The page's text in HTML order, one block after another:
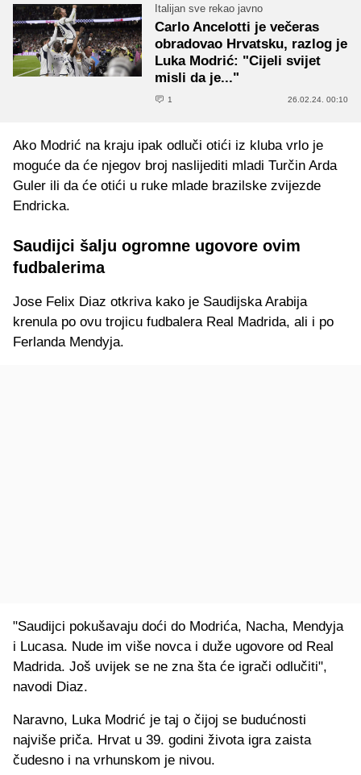
Italijan sve rekao javno
Carlo Ancelotti je večeras
obradovao Hrvatsku, razlog je
Luka Modrić: "Cijeli svijet
misli da je..."
1 26.02.24. 00:10
Ako Modrić na kraju ipak odluči otići iz kluba vrlo je
moguće da će njegov broj naslijediti mladi Turčin Arda
Guler ili da će otići u ruke mlade brazilske zvijezde
Endricka.
Saudijci šalju ogromne ugovore ovim
fudbalerima
Jose Felix Diaz otkriva kako je Saudijska Arabija
krenula po ovu trojicu fudbalera Real Madrida, ali i po
Ferlanda Mendyja.
"Saudijci pokušavaju doći do Modrića, Nacha, Mendyja
i Lucasa. Nude im više novca i duže ugovore od Real
Madrida. Još uvijek se ne zna šta će igrači odlučiti",
navodi Diaz.
Naravno, Luka Modrić je taj o čijoj se budućnosti
najviše priča. Hrvat u 39. godini života igra zaista
čudesno i na vrhunskom je nivou.